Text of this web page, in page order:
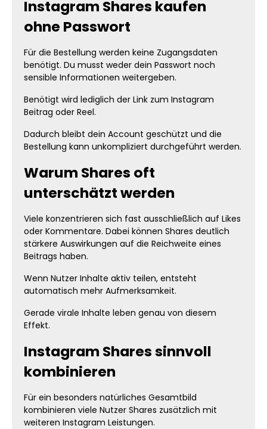
Instagram Shares kaufen
ohne Passwort
Für die Bestellung werden keine Zugangsdaten
benötigt. Du musst weder dein Passwort noch
sensible Informationen weitergeben.
Benötigt wird lediglich der Link zum Instagram
Beitrag oder Reel.
Dadurch bleibt dein Account geschützt und die
Bestellung kann unkompliziert durchgeführt werden.
Warum Shares oft
unterschätzt werden
Viele konzentrieren sich fast ausschließlich auf Likes
oder Kommentare. Dabei können Shares deutlich
stärkere Auswirkungen auf die Reichweite eines
Beitrags haben.
Wenn Nutzer Inhalte aktiv teilen, entsteht
automatisch mehr Aufmerksamkeit.
Gerade virale Inhalte leben genau von diesem
Effekt.
Instagram Shares sinnvoll
kombinieren
Für ein besonders natürliches Gesamtbild
kombinieren viele Nutzer Shares zusätzlich mit
weiteren Instagram Leistungen.